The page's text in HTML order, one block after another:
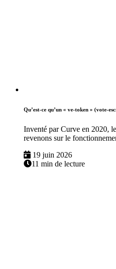
Qu’est-ce qu’un « ve-token » (vote-
Inventé par Curve en 2020,
revenons sur le
19 juin 2026
11 min de lecture